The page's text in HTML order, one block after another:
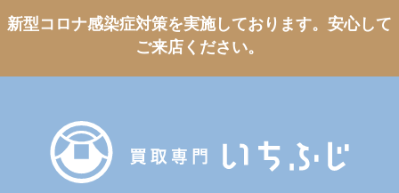
新型コロナ感染症対策を実施しております。 安心して
ご来店ください。